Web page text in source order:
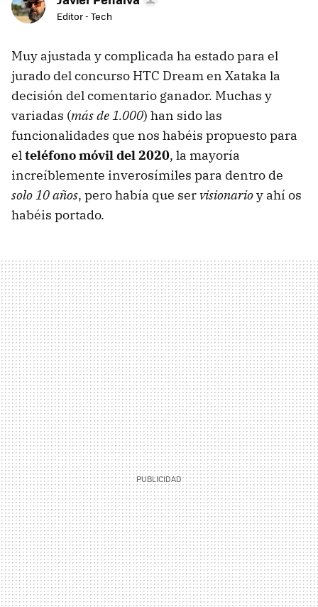
Editor - Tech
Muy ajustada y complicada ha estado para el
jurado del concurso HTC Dream en Xataka la
decisión del comentario ganador. Muchas y
variadas (más de 1.000) han sido las
funcionalidades que nos habéis propuesto para
elteléfono móvil del 2020, la mayoría
increíblemente inverosímiles para dentro de
solo 10 años, pero había que servisionarioy ahí os
habéis portado.